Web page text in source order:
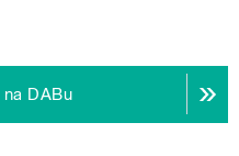
DABu